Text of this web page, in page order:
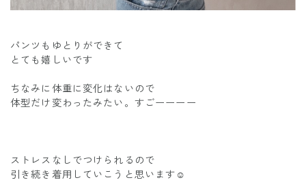
パンツもゆとりができて
とても嬉しいです
ちなみに体重に変化はないので
体型だけ変わったみたい。すごーーーー
ストレスなしでつけられるので
引き続き着用していこうと思います☺️